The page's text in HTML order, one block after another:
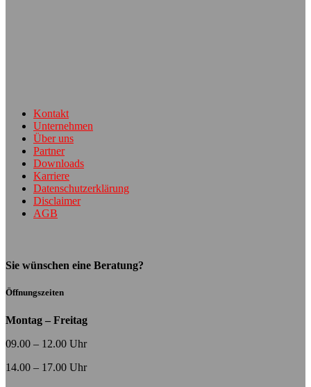
Kontakt
Unternehmen
Über uns
Partner
Downloads
Karriere
Datenschutzerklärung
Disclaimer
AGB
Sie wünschen eine Beratung?
Öffnungszeiten
Montag – Freitag
09.00 – 12.00 Uhr
14.00 – 17.00 Uhr